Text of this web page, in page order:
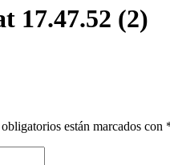
17.47.52 (2)
están marcados con